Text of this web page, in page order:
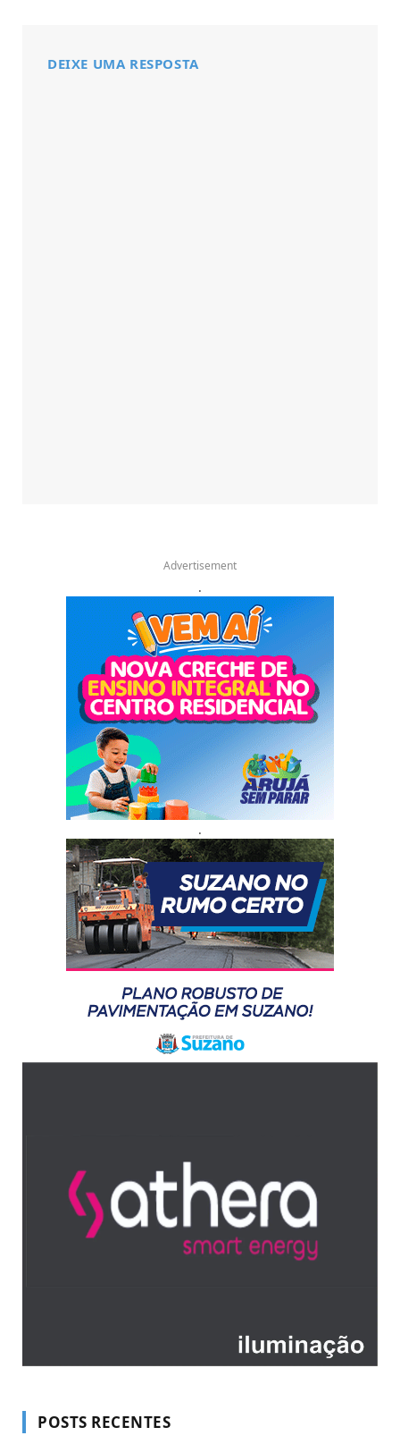
DEIXE UMA RESPOSTA
Advertisement
.
.
POSTS RECENTES